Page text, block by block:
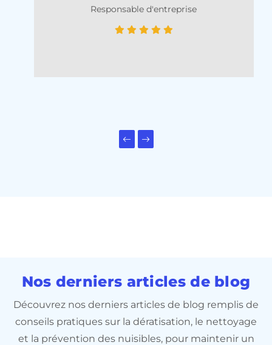
Commerçante
Previous slide
Next slide
Nos derniers articles de blog
Découvrez nos derniers articles de blog remplis de
conseils pratiques sur la dératisation, le nettoyage
et la prévention des nuisibles, pour maintenir un